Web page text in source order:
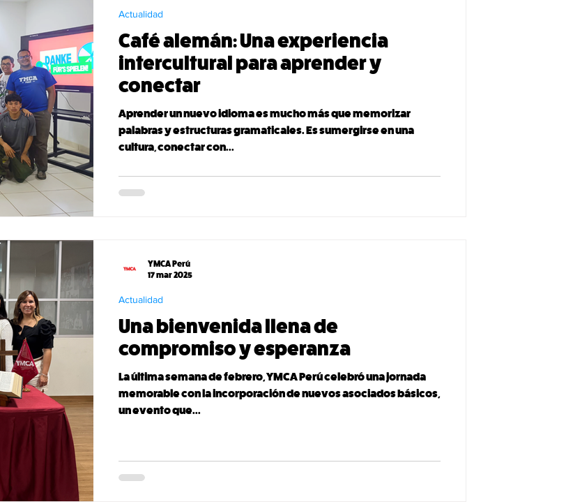
Café alemán: Una experiencia
intercultural para aprender y
conectar
Aprender un nuevo idioma es mucho más que memorizar
palabras y estructuras gramaticales. Es sumergirse en una
cultura, conectar con...
Actualidad
Una bienvenida llena de
compromiso y esperanza
La última semana de febrero, YMCA Perú celebró una jornada
memorable con la incorporación de nuevos asociados básicos,
un evento que...
Actualidad
YMCA Perú
17 mar 2025